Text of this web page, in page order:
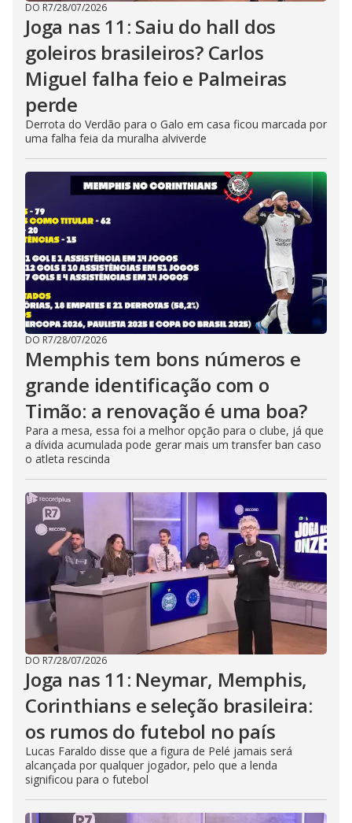
DO R7/28/07/2026
Joga nas 11: Saiu do hall dos
goleiros brasileiros? Carlos
Miguel falha feio e Palmeiras
perde
Derrota do Verdão para o Galo em casa ficou marcada por
uma falha feia da muralha alviverde
DO R7/28/07/2026
Memphis tem bons números e
grande identificação com o
Timão: a renovação é uma boa?
Para a mesa, essa foi a melhor opção para o clube, já que
a dívida acumulada pode gerar mais um transfer ban caso
o atleta rescinda
DO R7/28/07/2026
Joga nas 11: Neymar, Memphis,
Corinthians e seleção brasileira:
os rumos do futebol no país
Lucas Faraldo disse que a figura de Pelé jamais será
alcançada por qualquer jogador, pelo que a lenda
significou para o futebol